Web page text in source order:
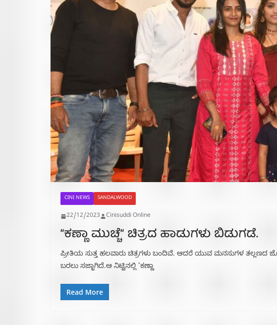
CINI NEWS SANDALWOOD
22/12/2023 Cinisuddi Online
“ಕಣ್ಣಾ ಮುಚ್ಚೆ“ ಚಿತ್ರದ ಹಾಡುಗಳು ಬಿಡುಗಡೆ.
ಪ್ರೀತಿಯ ಸುತ್ತ ಹಲವಾರು ಚಿತ್ರಗಳು ಬಂದಿವೆ. ಆದರೆ ಯುವ ಮನಸುಗಳ ತಲ್ಲಣದ
ಬರಲು ಸಜ್ಜಾಗಿದೆ.ಆ ನಿಟ್ಟಿನಲ್ಲಿ ’ಕಣ್ಣಾ
Read More